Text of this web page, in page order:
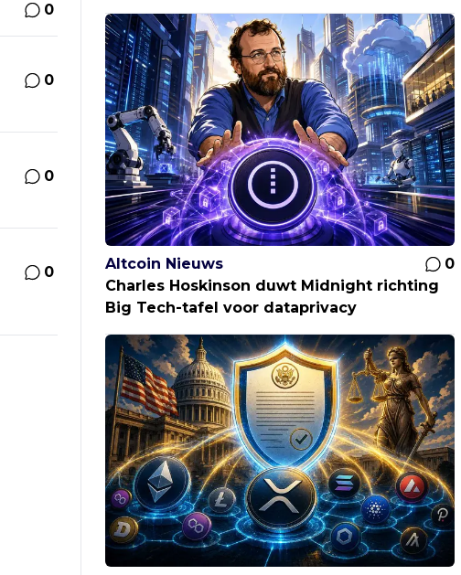
0
0
0
0 Altcoin Nieuws
0
Charles Hoskinson duwt Midnight richting
Big Tech-tafel voor dataprivacy